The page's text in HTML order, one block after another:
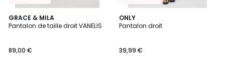
GRACE & MILA
Pantalon de taille droit VANELIS
89,00 €
ONLY
Pantalon droit
39,99 €
1
/